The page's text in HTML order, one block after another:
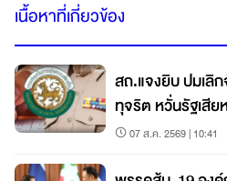
เนื้อหาที่เกี่ยวข้อง
สถ.แจงยิบ ปมเลิ
ทุจริต หวั่นรัฐเสีย
07 ส.ค. 2569 | 10:41